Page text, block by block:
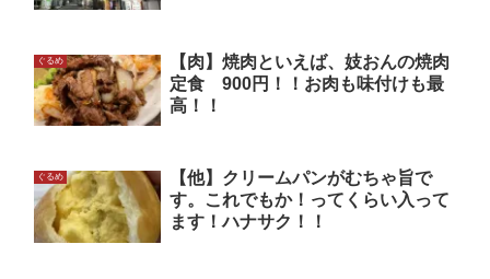
ぐるめ
【肉】焼肉といえば、妓おんの焼肉
定食 900円！！お肉も味付けも最
高！！
ぐるめ
【他】クリームパンがむちゃ旨で
す。これでもか！ってくらい入って
ます！ハナサク！！